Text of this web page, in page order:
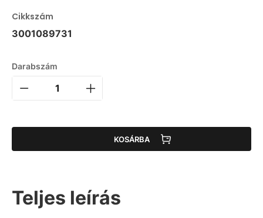
Cikkszám
3001089731
Darabszám
KOSÁRBA
Teljes leírás